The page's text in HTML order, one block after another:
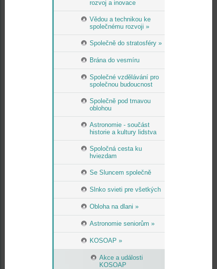
rozvoj a inovace
Vědou a technikou ke
společnému rozvoji »
Společně do stratosféry »
Brána do vesmíru
Společné vzdělávání pro
společnou budoucnost
Společně pod tmavou
oblohou
Astronomie - součást
historie a kultury lidstva
Spoločná cesta ku
hviezdam
Se Sluncem společně
Slnko svieti pre všetkých
Obloha na dlani »
Astronomie seniorům »
KOSOAP »
Akce a události
KOSOAP